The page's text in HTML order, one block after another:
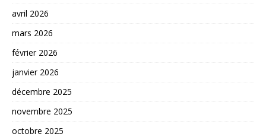
avril 2026
mars 2026
février 2026
janvier 2026
décembre 2025
novembre 2025
octobre 2025